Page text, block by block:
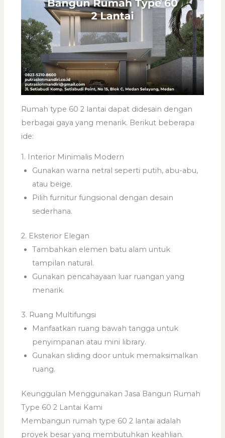
Rumah type 60 2 lantai dapat didesain dengan
berbagai gaya yang menarik. Berikut beberapa
ide:
1. Interior Minimalis Modern
Gunakan warna netral seperti putih, abu-abu,
atau beige.
Pilih furnitur fungsional dengan desain
sederhana.
2. Eksterior Elegan
Tambahkan elemen batu alam untuk
tampilan natural.
Gunakan pencahayaan luar ruangan yang
menarik.
3. Ruang Multifungsi
Manfaatkan ruang bawah tangga untuk
penyimpanan atau mini library.
Gunakan sliding door untuk memaksimalkan
ruang.
Keunggulan Menggunakan Jasa Bangun Rumah
Type 60 2 Lantai Kami
Membangun rumah type 60 2 lantai adalah
proyek besar yang membutuhkan keahlian.